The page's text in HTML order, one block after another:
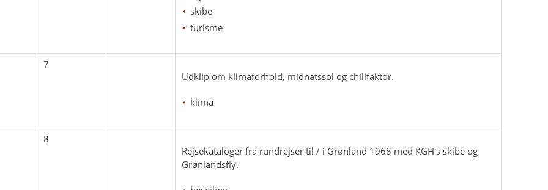
skibe
turisme
7
Udklip om klimaforhold, midnatssol og chillfaktor.
klima
8
Rejsekataloger fra rundrejser til / i Grønland 1968 med KGH's skibe og
Grønlandsfly.